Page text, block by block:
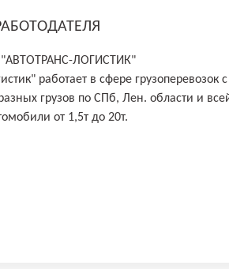
ЛОГИСТИК"
работает в сфере грузоперевозок с
грузов по СПб, Лен. области и
от 1,5т до 20т.